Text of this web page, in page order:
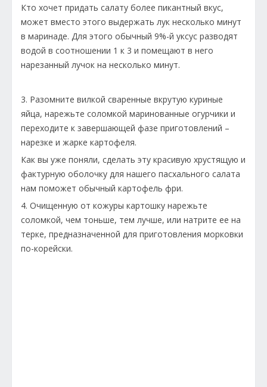
Кто хочет придать салату более пикантный вкус,
может вместо этого выдержать лук несколько минут
в маринаде. Для этого обычный 9%-й уксус разводят
водой в соотношении 1 к 3 и помещают в него
нарезанный лучок на несколько минут.
3. Разомните вилкой сваренные вкрутую куриные
яйца, нарежьте соломкой маринованные огурчики и
переходите к завершающей фазе приготовлений –
нарезке и жарке картофеля.
Как вы уже поняли, сделать эту красивую хрустящую и
фактурную оболочку для нашего пасхального салата
нам поможет обычный картофель фри.
4. Очищенную от кожуры картошку нарежьте
соломкой, чем тоньше, тем лучше, или натрите ее на
терке, предназначенной для приготовления морковки
по-корейски.